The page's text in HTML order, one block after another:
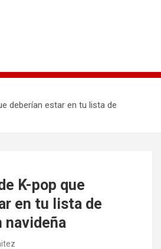
deberían estar en tu lista de
K-pop que
en tu lista de
navideña